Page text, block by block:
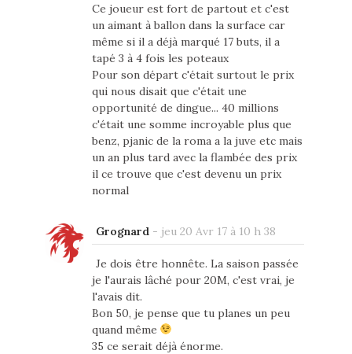
Ce joueur est fort de partout et c'est
un aimant à ballon dans la surface car
même si il a déjà marqué 17 buts, il a
tapé 3 à 4 fois les poteaux
Pour son départ c'était surtout le prix
qui nous disait que c'était une
opportunité de dingue... 40 millions
c'était une somme incroyable plus que
benz, pjanic de la roma a la juve etc mais
un an plus tard avec la flambée des prix
il ce trouve que c'est devenu un prix
normal
Grognard- jeu 20 Avr 17 à 10 h 38
Je dois être honnête. La saison passée
je l'aurais lâché pour 20M, c'est vrai, je
l'avais dit.
Bon 50, je pense que tu planes un peu
quand même
35 ce serait déjà énorme.